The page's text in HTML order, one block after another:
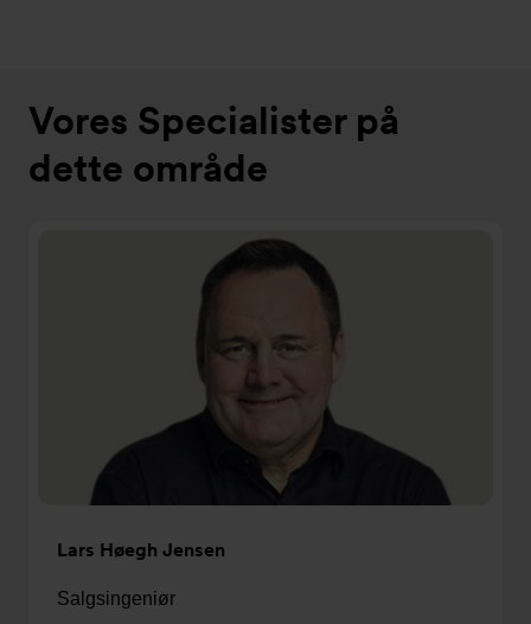
Vores Specialister på
dette område
Lars Høegh Jensen
Salgsingeniør